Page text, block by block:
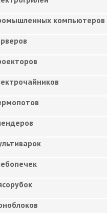
компьютеров